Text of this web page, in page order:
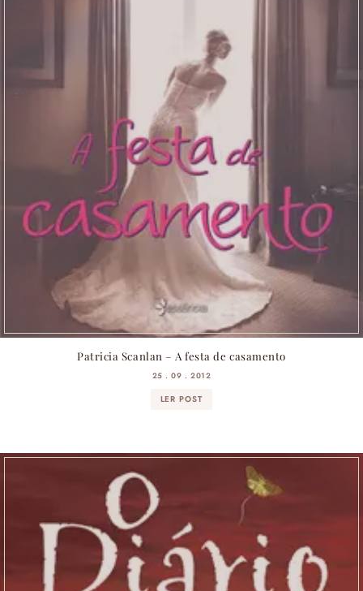
Patricia Scanlan – A festa de casamento
25 . 09 . 2012
LER POST